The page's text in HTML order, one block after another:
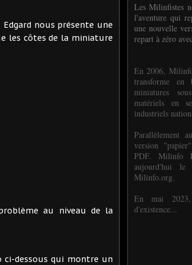
nous présente une
les côtes de la miniature
au niveau de la
dessous qui montre un
Les Milinfistes
l'aventure qui
une nouvelle
repart à zéro
En 2006,
transforme
miniatures
matériels en
industriels
Parallèlement
version
PDF. Milinfo
aujourd'hui le
Milinfo.org.
En mai
d'existence...